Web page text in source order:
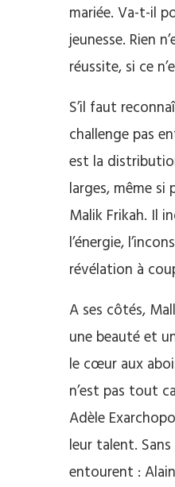
mariée. Va-t-il
jeunesse. Rien
réussite, si ce
S’il faut
challenge pas
est la
larges, même
Malik Frikah. Il
l’énergie,
révélation à
A ses côtés,
une beauté et
le cœur aux
n’est pas tout
Adèle
leur talent.
entourent :